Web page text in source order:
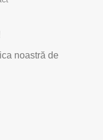
noastră de